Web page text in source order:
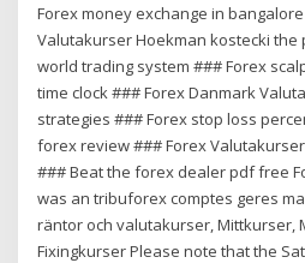
Forex money exchange in
Valutakurser Hoekman kostecki the
world trading system ### Forex
time clock ### Forex Danmark
strategies ### Forex stop loss
forex review ### Forex
### Beat the forex dealer pdf free
was an tribuforex comptes geres
räntor och valutakurser, Mittkurser,
Fixingkurser Please note that the